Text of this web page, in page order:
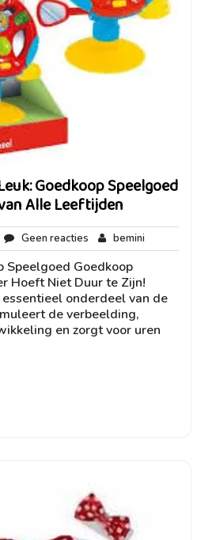
Goedkoop Speelgoed
Alle Leeftijden
Geen reacties Geen
reacties
bemini
Speelgoed Goedkoop
Hoeft Niet Duur te Zijn!
onderdeel van de
de verbeelding,
en zorgt voor uren